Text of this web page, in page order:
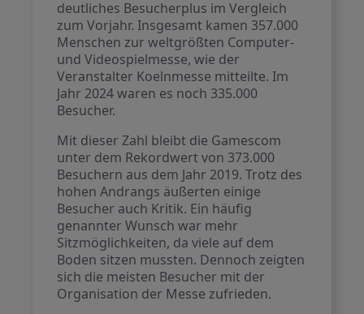
deutliches Besucherplus im Vergleich
zum Vorjahr. Insgesamt kamen 357.000
Menschen zur weltgrößten Computer-
und Videospielmesse, wie der
Veranstalter Koelnmesse mitteilte. Im
Jahr 2024 waren es noch 335.000
Besucher.
Mit dieser Zahl bleibt die Gamescom
unter dem Rekordwert von 373.000
Besuchern aus dem Jahr 2019. Trotz des
hohen Andrangs äußerten einige
Besucher auch Kritik. Ein häufig
genannter Wunsch war mehr
Sitzmöglichkeiten, da viele auf dem
Boden sitzen mussten. Dennoch zeigten
sich die meisten Besucher mit der
Organisation der Messe zufrieden.